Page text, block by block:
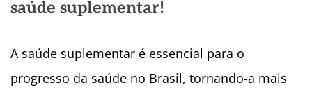
saúde suplementar!
A saúde suplementar é essencial para o
progresso da saúde no Brasil, tornando-a mais